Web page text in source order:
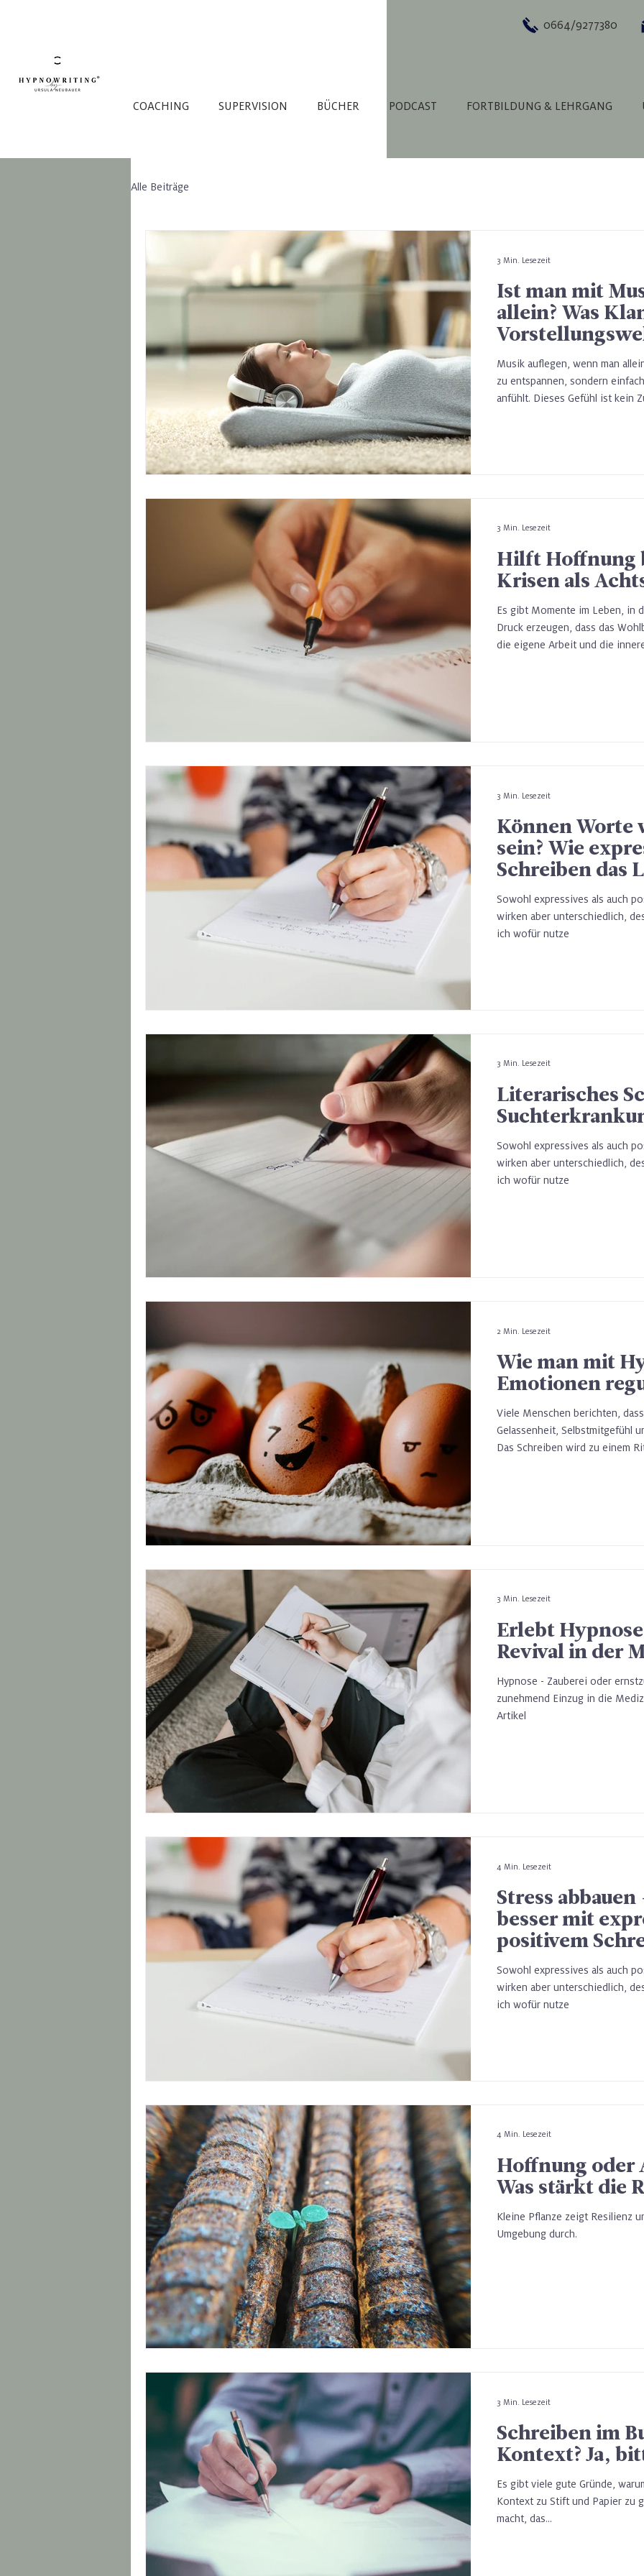
0664/9277380
COACHING SUPERVISION BÜCHER PODCAST FORTBILDUNG & LEHRGANG
Alle Beiträge
Ist man mit
allein? Was
Musik auflegen, wenn man
zu entspannen, sondern
anfühlt. Dieses Gefühl ist kein
3 Min. Lesezeit
Hilft Hoffnung
Krisen als
Es gibt Momente im Leben, in
Druck erzeugen, dass das
die eigene Arbeit und die
3 Min. Lesezeit
Können Worte
sein? Wie
Schreiben das
körperlichen
verändert
Sowohl expressives als auch
wirken aber unterschiedlich,
ich wofür nutze
3 Min. Lesezeit
Literarisches
Sowohl expressives als auch
wirken aber unterschiedlich,
ich wofür nutze
3 Min. Lesezeit
Wie man mit
Emotionen
Viele Menschen berichten,
Gelassenheit, Selbstmitgefühl
Das Schreiben wird zu einem
2 Min. Lesezeit
Erlebt
Revival in der
Hypnose - Zauberei oder
zunehmend Einzug in die
Artikel
3 Min. Lesezeit
Stress
besser mit
positivem
Sowohl expressives als auch
wirken aber unterschiedlich,
ich wofür nutze
4 Min. Lesezeit
Hoffnung oder
Was stärkt die
Kleine Pflanze zeigt Resilienz
Umgebung durch.
4 Min. Lesezeit
Schreiben im
Kontext? Ja,
Es gibt viele gute Gründe,
Kontext zu Stift und Papier zu
macht, das...
3 Min. Lesezeit